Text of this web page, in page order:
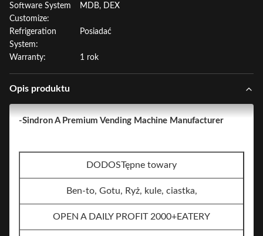
Software System
Customize:
MDB, DEX
Refrigeration
System:
Posiadać
Warranty: 1 rok
Opis produktu
-Sindron A Premium Vending Machine Manufacturer
DODOSTępne towary
Ben-to, Gotu, Ryż, kule, ciastka,
OPEN A DAILY PROFIT 2000+EATERY